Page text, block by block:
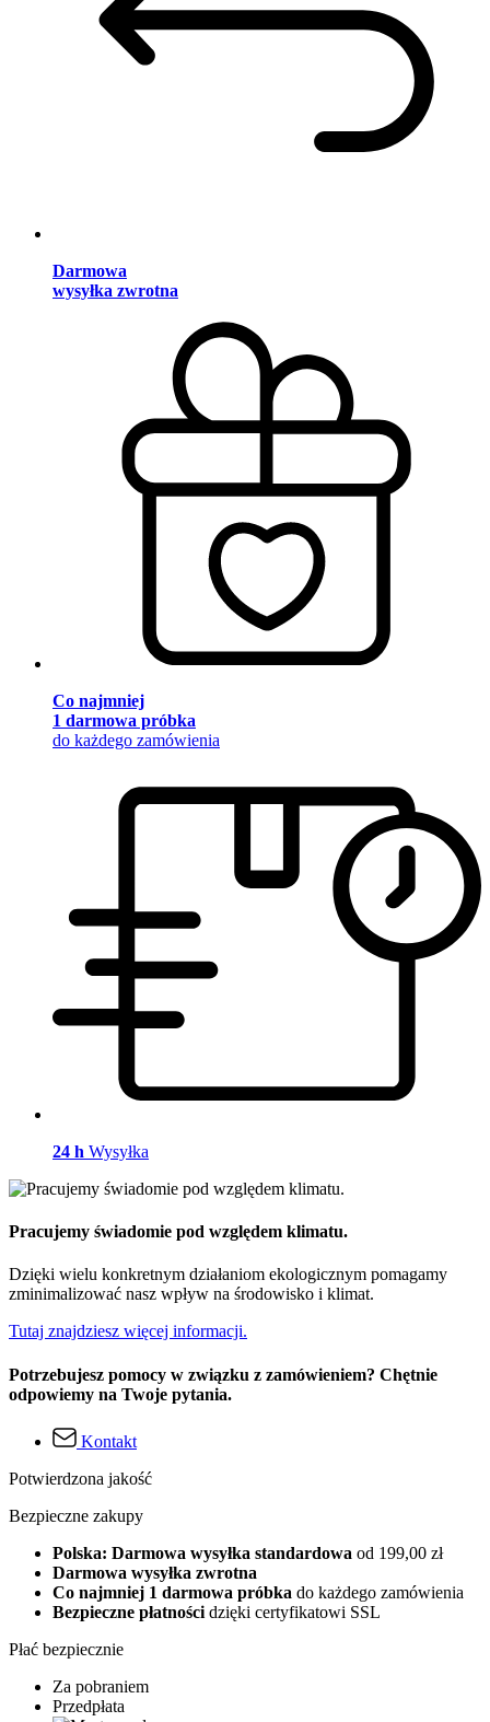
Darmowa
wysyłka zwrotna
Co najmniej
1 darmowa próbka
do każdego zamówienia
24 h Wysyłka
Pracujemy świadomie pod względem klimatu.
Dzięki wielu konkretnym działaniom ekologicznym pomagamy
zminimalizować nasz wpływ na środowisko i klimat.
Tutaj znajdziesz więcej informacji.
Potrzebujesz pomocy w związku z zamówieniem? Chętnie
odpowiemy na Twoje pytania.
Kontakt
Potwierdzona jakość
Bezpieczne zakupy
Polska: Darmowa wysyłka standardowa od 199,00 zł
Darmowa wysyłka zwrotna
Co najmniej 1 darmowa próbka do każdego zamówienia
Bezpieczne płatności dzięki certyfikatowi SSL
Płać bezpiecznie
Za pobraniem
Przedpłata